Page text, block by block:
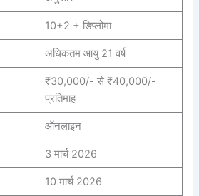
10+2 + डिप्लोमा
अधिकतम आयु 21 वर्ष
₹30,000/- से ₹40,000/-
प्रतिमाह
ऑनलाइन
3 मार्च 2026
10 मार्च 2026